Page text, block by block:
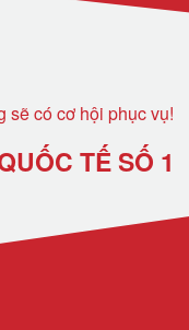
sẽ có cơ hội phục vụ!
TẾ SỐ 1